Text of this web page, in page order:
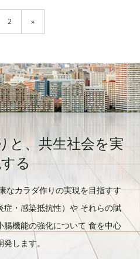
2 »
と、共生社会を実
る
なカラダ作りの実現を目指すす
・感染抵抗性）や それらの賦
機能の強化について 食を中心
します。